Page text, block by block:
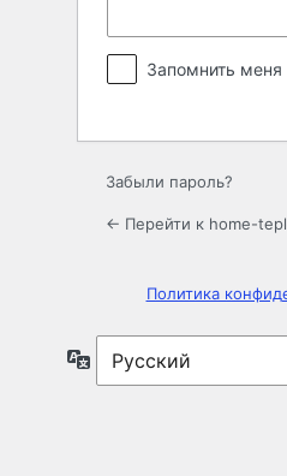
Запомнить меня
Забыли пароль?
← Перейти к home-
Политика
Язык